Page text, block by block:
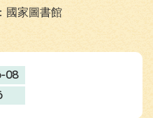
國家圖書館
08